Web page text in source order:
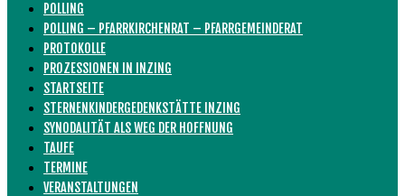
POLLING
POLLING – PFARRKIRCHENRAT – PFARRGEMEINDERAT
PROTOKOLLE
PROZESSIONEN IN INZING
STARTSEITE
STERNENKINDERGEDENKSTÄTTE INZING
SYNODALITÄT ALS WEG DER HOFFNUNG
TAUFE
TERMINE
VERANSTALTUNGEN